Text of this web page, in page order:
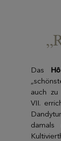
Das
auch zu
VII.